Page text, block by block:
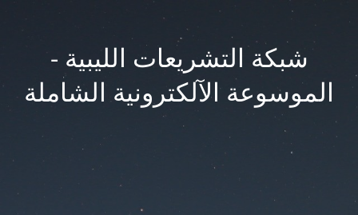
شبكة التشريعات الليبية -
الموسوعة الآلكترونية الشاملة